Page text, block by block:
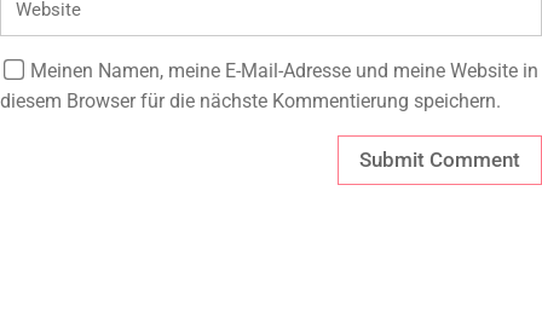
Meinen Namen, meine E-Mail-Adresse und meine Website in
diesem Browser für die nächste Kommentierung speichern.